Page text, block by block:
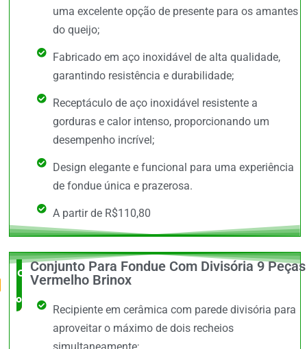
uma excelente opção de presente para os amantes
do queijo;
Fabricado em aço inoxidável de alta qualidade,
garantindo resistência e durabilidade;
Receptáculo de aço inoxidável resistente a
gorduras e calor intenso, proporcionando um
desempenho incrível;
Design elegante e funcional para uma experiência
de fondue única e prazerosa.
A partir de R$110,80
O Mais
completo
Conjunto Para Fondue Com Divisória 9 Peças
Vermelho Brinox
Recipiente em cerâmica com parede divisória para
aproveitar o máximo de dois recheios